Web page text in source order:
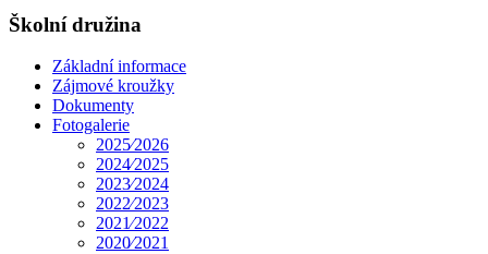
Školní družina
Základní informace
Zájmové kroužky
Dokumenty
Fotogalerie
2025⁄2026
2024⁄2025
2023⁄2024
2022⁄2023
2021⁄2022
2020⁄2021